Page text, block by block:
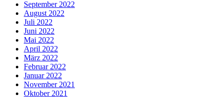
September 2022
August 2022
Juli 2022
Juni 2022
Mai 2022
April 2022
März 2022
Februar 2022
Januar 2022
November 2021
Oktober 2021